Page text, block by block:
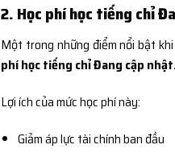
2. Học phí học tiếng chỉ
Một trong những điểm nổi bật khi
phí học tiếng chỉ Đang cập
Lợi ích của mức học phí này:
Giảm áp lực tài chính ban đầu